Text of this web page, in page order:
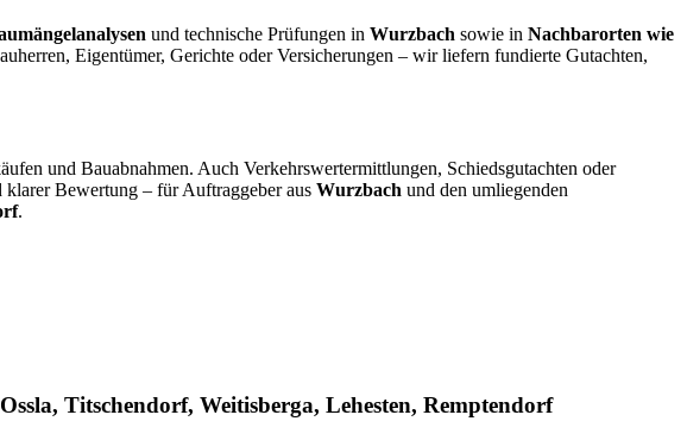
und technische Prüfungen in Wurzbach sowie in Nachbarorten wie
Eigentümer, Gerichte oder Versicherungen – wir liefern fundierte Gutachten,
und Bauabnahmen. Auch Verkehrswertermittlungen, Schiedsgutachten oder
klarer Bewertung – für Auftraggeber aus Wurzbach und den umliegenden
.
Titschendorf, Weitisberga, Lehesten, Remptendorf